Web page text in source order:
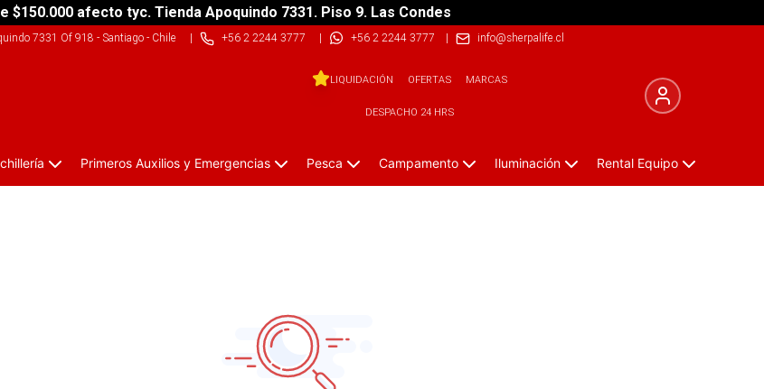
$150.000 afecto tyc. Tienda Apoquindo 7331. Piso 9. Las Condes
7331 Of 918 - Santiago - Chile| +56 2 2244 3777 | +56 2 2244 3777 | info@sherpalife.cl
LIQUIDACIÓN OFERTAS MARCAS
DESPACHO 24 HRS
Primeros Auxilios y Emergencias Pesca Campamento Iluminación Rental Equipo